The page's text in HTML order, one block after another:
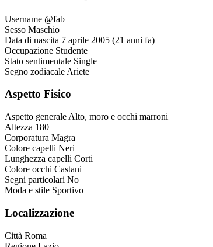
Username @fab
Sesso Maschio
Data di nascita 7 aprile 2005 (21 anni fa)
Occupazione Studente
Stato sentimentale Single
Segno zodiacale Ariete
Aspetto Fisico
Aspetto generale Alto, moro e occhi marroni
Altezza 180
Corporatura Magra
Colore capelli Neri
Lunghezza capelli Corti
Colore occhi Castani
Segni particolari No
Moda e stile Sportivo
Localizzazione
Città Roma